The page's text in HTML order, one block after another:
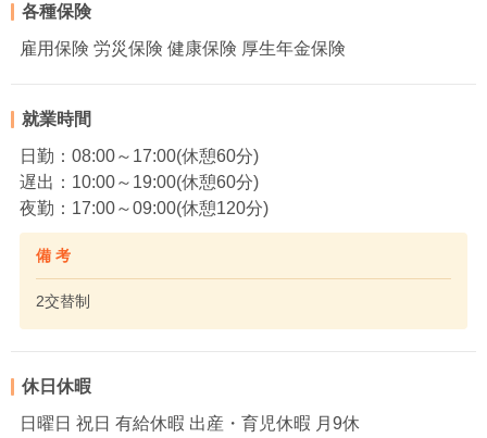
各種保険
雇用保険 労災保険 健康保険 厚生年金保険
就業時間
日勤：08:00～17:00(休憩60分)
遅出：10:00～19:00(休憩60分)
夜勤：17:00～09:00(休憩120分)
備 考
2交替制
休日休暇
日曜日 祝日 有給休暇 出産・育児休暇 月9休